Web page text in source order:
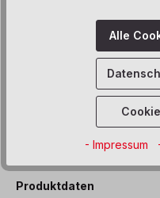
Zum Merkzettel
Der Akustikkleber ist ein
Absorberelemente. Er ist
Produktdaten
Alle
- Impressum